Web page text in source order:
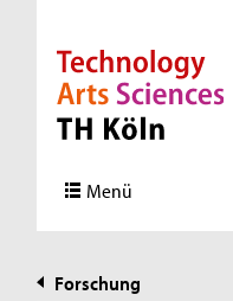
Direkt zur
Direkt zur Subnavigation
Direkt zum Inhalt
Direkt zum Fußbereich
Menü
Forschung